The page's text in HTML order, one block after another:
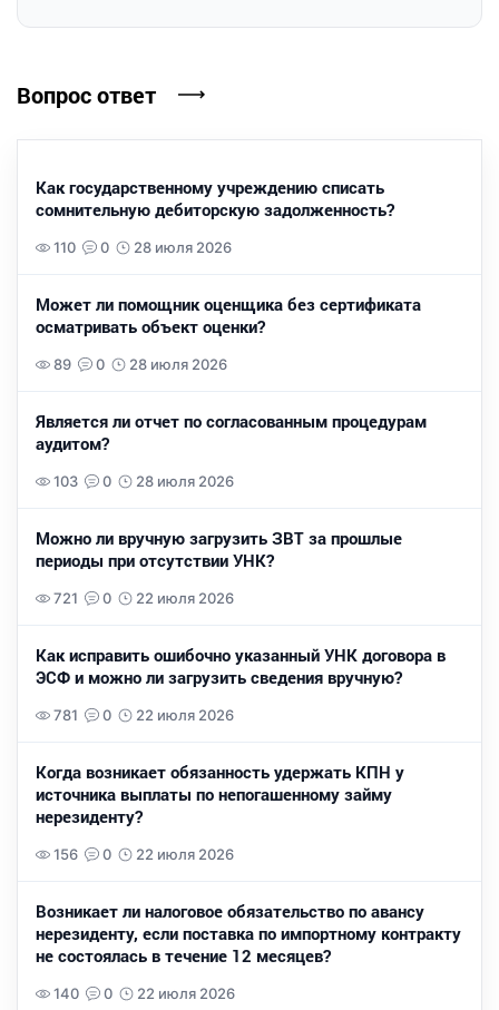
Вопрос ответ
Как государственному учреждению списать
сомнительную дебиторскую задолженность?
110 0 28 июля 2026
Может ли помощник оценщика без сертификата
осматривать объект оценки?
89 0 28 июля 2026
Является ли отчет по согласованным процедурам
аудитом?
103 0 28 июля 2026
Можно ли вручную загрузить ЗВТ за прошлые
периоды при отсутствии УНК?
721 0 22 июля 2026
Как исправить ошибочно указанный УНК договора в
ЭСФ и можно ли загрузить сведения вручную?
781 0 22 июля 2026
Когда возникает обязанность удержать КПН у
источника выплаты по непогашенному займу
нерезиденту?
156 0 22 июля 2026
Возникает ли налоговое обязательство по авансу
нерезиденту, если поставка по импортному контракту
не состоялась в течение 12 месяцев?
140 0 22 июля 2026